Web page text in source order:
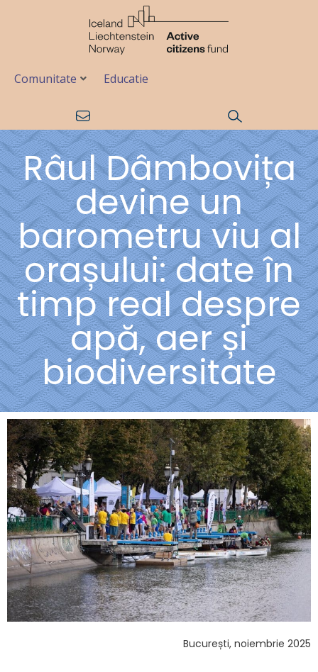
Comunitate Educatie
Râul Dâmbovița
devine un
barometru viu al
orașului: date în
timp real despre
apă, aer și
biodiversitate
București, noiembrie 2025